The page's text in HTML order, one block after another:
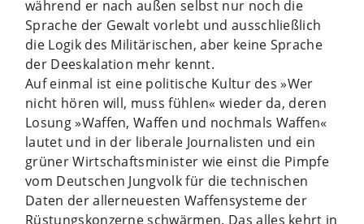
während er nach außen selbst nur noch die
Sprache der Gewalt vorlebt und ausschließlich
die Logik des Militärischen, aber keine Sprache
der Deeskalation mehr kennt.
Auf einmal ist eine politische Kultur des »Wer
nicht hören will, muss fühlen« wieder da, deren
Losung »Waffen, Waffen und nochmals Waffen«
lautet und in der liberale Journalisten und ein
grüner Wirtschaftsminister wie einst die Pimpfe
vom Deutschen Jungvolk für die technischen
Daten der allerneuesten Waffensysteme der
Rüstungskonzerne schwärmen. Das alles kehrt in